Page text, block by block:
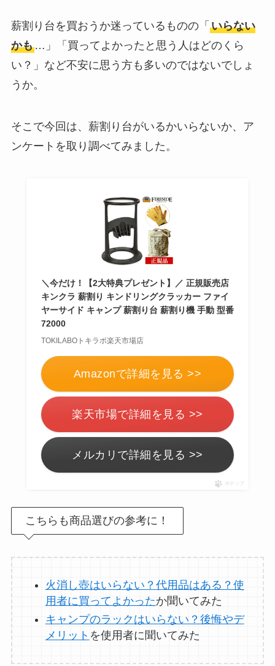
離乳食づくりにブレ
ンダーはいらない？
代用 やおすすめは？
ストライダーはいら
ない？三輪車とどっ
布団クリーナーはい
らない？買ってよか
った？代用
燥機や掃除機など
わりのものは何がい
い？
ウォーターテーブル
はいらない？飽きる
し手作りできる？買
ってよかった？
オイルポットはいる
は？代用品やおすす
めを使用者に聞いて
みた
敷きパッドシーツは
いらないしダサい？
薪割り台を買おうか迷っているものの「 いらない
かも…」「買ってよかったと思う人はどのくら
い？」など不安に思う方も多いのではないでしょ
うか。
そこで今回は、薪割り台がいるかいらないか、ア
ンケートを取り調べてみました。
＼今だけ！【2大特典プレゼント】／ 正規販売店
キンクラ 薪割り キンドリングクラッカー ファイ
ヤーサイド キャンプ 薪割り台 薪割り機 手動 型番
72000
TOKILABOトキラボ楽天市場店
Amazonで詳細を見る >>
楽天市場で詳細を見る >>
メルカリで詳細を見る >>
ポチップ
こちらも商品選びの参考に！
火消し壺はいらない？代用品はある？使
用者に買ってよかったか聞いてみた
キャンプのラックはいらない？後悔やデ
メリット を使用者に聞いてみた